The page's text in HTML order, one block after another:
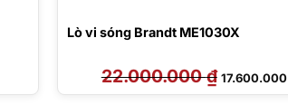
Lò vi sóng Brandt ME1030X
22.000.000₫ Giá
gốc
là:
17.600.000